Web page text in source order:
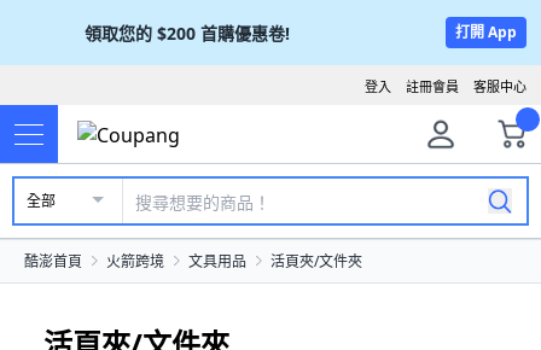
領取您的 $200 首購優惠卷! 打開 App
客服中心
註冊會員
登入
全部
酷澎首頁 火箭跨境 文具用品 活頁夾/文件夾